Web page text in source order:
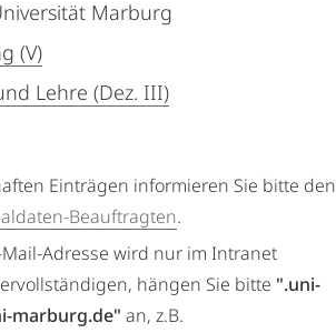
Marburg
(V)
Lehre (Dez. III)
Einträgen informieren Sie bitte den
Beauftragten.
Adresse wird nur im Intranet
hängen Sie bitte ".uni-
marburg.de" an, z.B.